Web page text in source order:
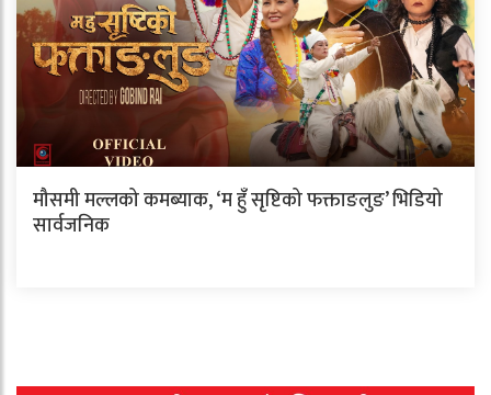
मौसमी मल्लको कमब्याक, ‘म हुँ सृष्टिको फक्ताङलुङ’ भिडियो
सार्वजनिक